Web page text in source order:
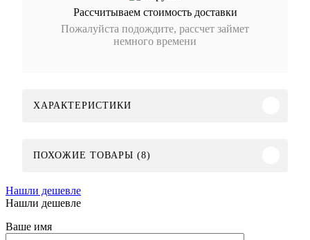
Рассчитываем стоимость доставки
Пожалуйста подождите, рассчет займет
немного времени
ХАРАКТЕРИСТИКИ
ПОХОЖИЕ ТОВАРЫ (8)
Нашли дешевле
Нашли дешевле
Ваше имя